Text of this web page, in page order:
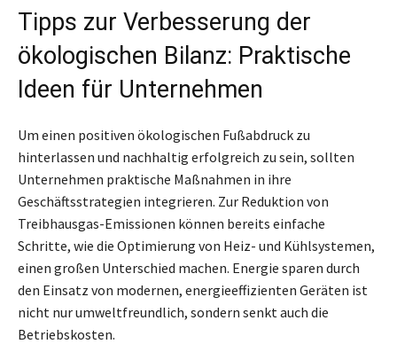
Tipps zur Verbesserung der
ökologischen Bilanz: Praktische
Ideen für Unternehmen
Um einen positiven ökologischen Fußabdruck zu
hinterlassen und nachhaltig erfolgreich zu sein, sollten
Unternehmen praktische Maßnahmen in ihre
Geschäftsstrategien integrieren. Zur Reduktion von
Treibhausgas-Emissionen können bereits einfache
Schritte, wie die Optimierung von Heiz- und Kühlsystemen,
einen großen Unterschied machen. Energie sparen durch
den Einsatz von modernen, energieeffizienten Geräten ist
nicht nur umweltfreundlich, sondern senkt auch die
Betriebskosten.